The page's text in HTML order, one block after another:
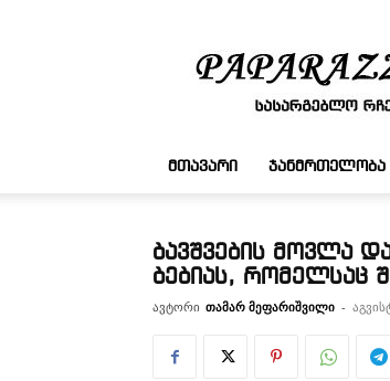
ᲛᲗᲐᲕᲐᲠᲘ ᲯᲐᲜᲛᲠᲗᲔᲚᲝᲑᲐ
ბავშვების მოვლა
ბებიას, რომელსაც
ავტორი თამარ მეფარიშვილი -